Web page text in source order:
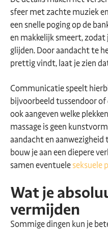
sfeer met zachte muziek
een snelle poging op de
en makkelijk smeert, zodat
glijden. Door aandacht te
prettig vindt, laat je zien
Communicatie speelt
bijvoorbeeld tussendoor of
ook aangeven welke
massage is geen
aandacht en aanwezigheid
bouw je aan een diepere
samen eventueleseksuele
Wat je
vermijden
Sommige dingen kun je